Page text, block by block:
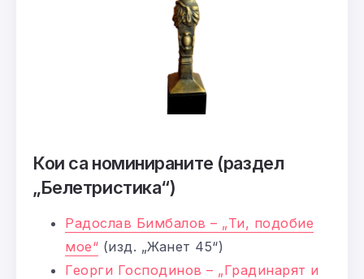
Кои са номинираните (раздел
„Белетристика“)
Радослав Бимбалов – „Ти, подобие
мое“ (изд. „Жанет 45“)
Георги Господинов – „Градинарят и